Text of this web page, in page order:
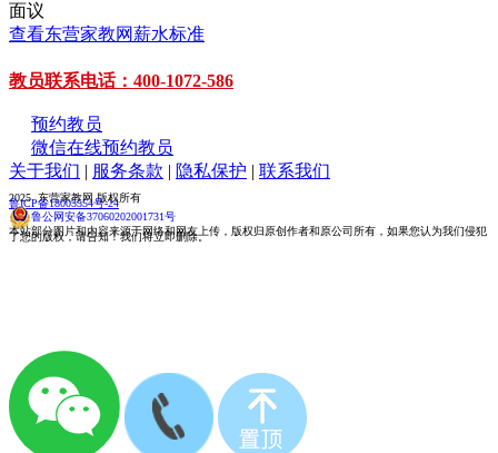
面议
查看东营家教网薪水标准
教员联系电话：400-1072-586
预约教员
微信在线预约教员
关于我们 | 服务条款 | 隐私保护 | 联系我们
2025 东营家教网 版权所有
鲁ICP备18005554号-24
鲁公网安备37060202001731号
本站部分图片和内容来源于网络和网友上传，版权归原创作者和原公司所有，如果您认为我们侵犯
了您的版权，请告知！我们将立即删除。